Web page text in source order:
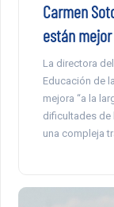
Carmen
están
La directora
Educación de
mejora “a la
dificultades de
una compleja